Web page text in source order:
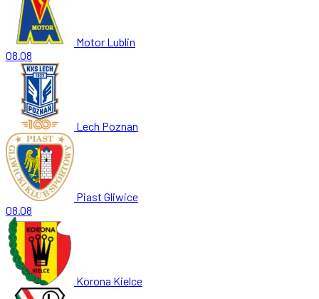
Motor Lublin
08.08
Lech Poznan
Piast Gliwice
08.08
Korona Kielce